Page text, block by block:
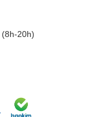
(8h-20h)